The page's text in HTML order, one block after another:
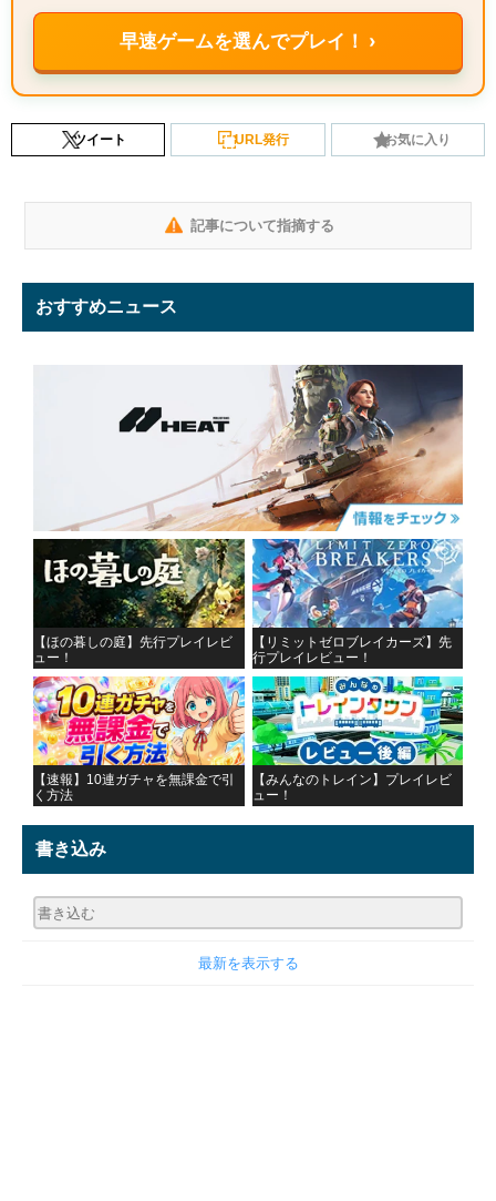
早速ゲームを選んでプレイ！ ›
ツイート URL発行 お気に入り
記事について指摘する
おすすめニュース
【ほの暮しの庭】先行プレイレビ
ュー！
【リミットゼロブレイカーズ】先
行プレイレビュー！
【速報】10連ガチャを無課金で引
く方法
【みんなのトレイン】プレイレビ
ュー！
書き込み
最新を表示する